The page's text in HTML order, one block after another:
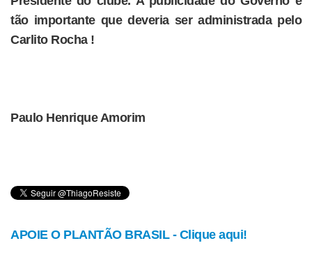
tão importante que deveria ser administrada pelo
Carlito Rocha !
Paulo Henrique Amorim
APOIE O PLANTÃO BRASIL - Clique aqui!